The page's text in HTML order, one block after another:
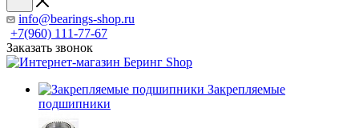
info@bearings-shop.ru
+7(960) 111-77-67
Заказать звонок
Закрепляемые
подшипники